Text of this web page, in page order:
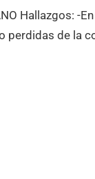
Hallazgos: -
perdidas de la